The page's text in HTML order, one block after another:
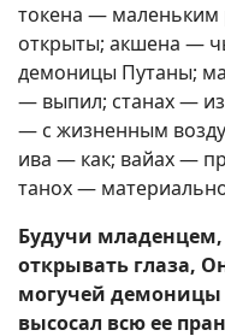
токена —
открыты; акшена —
демоницы Путаны;
— выпил; станах —
— с жизненным
ива — как; вайах —
танох —
Будучи
открывать глаза,
могучей демоницы
высосал всю ее